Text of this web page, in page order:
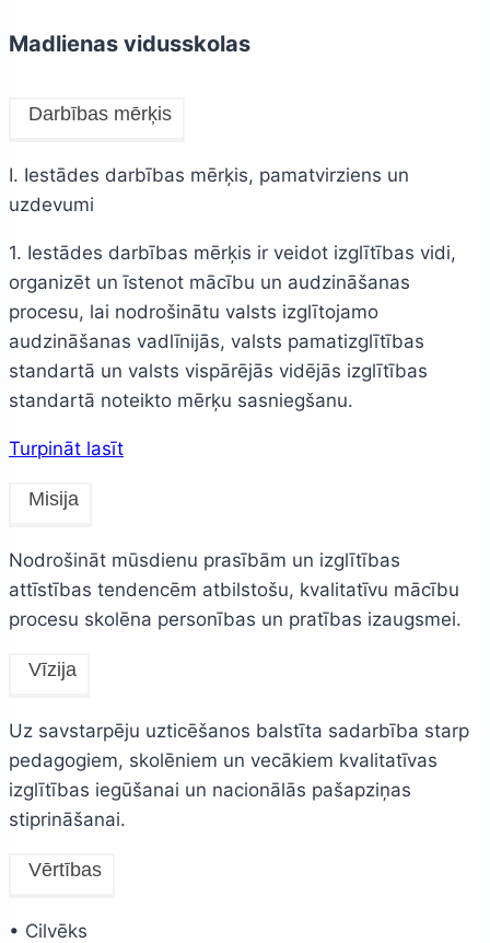
Madlienas vidusskolas
Darbības mērķis
I. Iestādes darbības mērķis, pamatvirziens un
uzdevumi
1. Iestādes darbības mērķis ir veidot izglītības vidi,
organizēt un īstenot mācību un audzināšanas
procesu, lai nodrošinātu valsts izglītojamo
audzināšanas vadlīnijās, valsts pamatizglītības
standartā un valsts vispārējās vidējās izglītības
standartā noteikto mērķu sasniegšanu.
Turpināt lasīt
Misija
Nodrošināt mūsdienu prasībām un izglītības
attīstības tendencēm atbilstošu, kvalitatīvu mācību
procesu skolēna personības un pratības izaugsmei.
Vīzija
Uz savstarpēju uzticēšanos balstīta sadarbība starp
pedagogiem, skolēniem un vecākiem kvalitatīvas
izglītības iegūšanai un nacionālās pašapziņas
stiprināšanai.
Vērtības
• Cilvēks